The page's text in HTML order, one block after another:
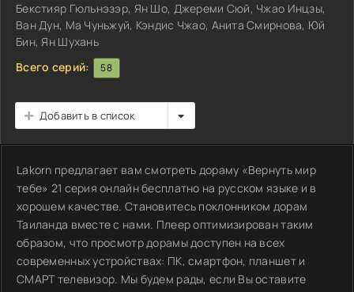
Бекстияр Гюльнэзэр, Ян Шо, Джереми Сюй, Чжао Инцзы,
Ван Дун, Ма Чуньжуй, Кэндис Чжао, Анита Смирнова, Юй
Бин, Ян Шухань
Всего серий:
58
Добавить в список
Lakorn предлагает вам смотреть дораму «Вернуть мир
тебе» 21 серия онлайн бесплатно на русском языке и в
хорошем качестве. Становитесь поклонником дорам
Таиланда вместе с нами. Плеер оптимизирован таким
образом, что просмотр дорамы доступен на всех
современных устройствах: ПК, смартфон, планшет и
СМАРТ телевизор. Мы будем рады, если Вы оставите